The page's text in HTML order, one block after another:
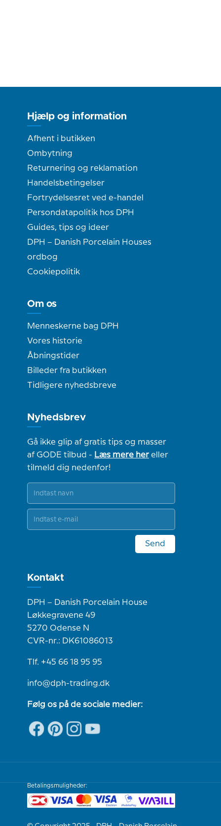
Hjælp og information
Afhent i butikken
Ombytning
Returnering og reklamation
Handelsbetingelser
Fortrydelsesret ved e-handel
Persondatapolitik hos DPH
Guides, tips og ideer
DPH – Danish Porcelain Houses
ordbog
Cookiepolitik
Om os
Menneskerne bag DPH
Vores historie
Åbningstider
Billeder fra butikken
Tidligere nyhedsbreve
Nyhedsbrev
Gå ikke glip af gratis tips og masser
af GODE tilbud - Læs mere hereller
tilmeld dig nedenfor!
Send
Kontakt
DPH – Danish Porcelain House
Løkkegravene 49
5270 Odense N
CVR-nr.: DK61086013
Tlf. +45 66 18 95 95
info@dph-trading.dk
Følg os på de sociale medier:
Betalingsmuligheder: